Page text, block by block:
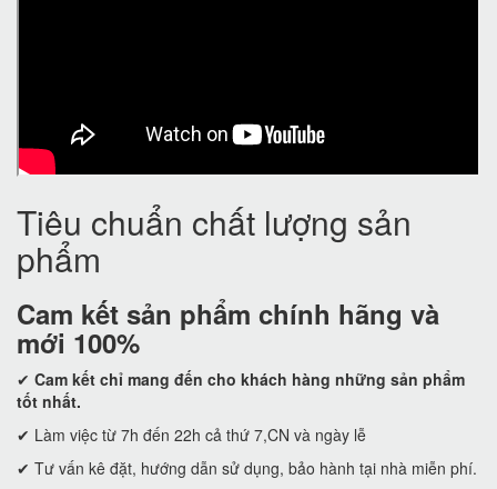
Tiêu chuẩn chất lượng sản
phẩm
Cam kết sản phẩm chính hãng và
mới 100%
✔ Cam kết chỉ mang đến cho khách hàng những sản phẩm
tốt nhất.
✔ Làm việc từ 7h đến 22h cả thứ 7,CN và ngày lễ
✔ Tư vấn kê đặt, hướng dẫn sử dụng, bảo hành tại nhà miễn phí.